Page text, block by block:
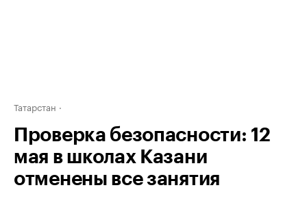
Татарстан
Проверка безопасности: 12
мая в школах Казани
отменены все занятия